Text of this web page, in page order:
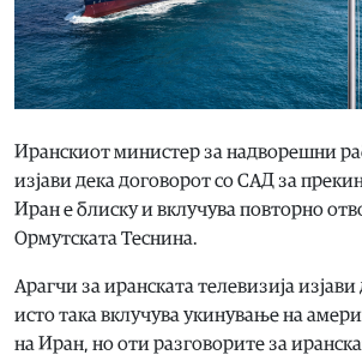
Иранскиот министер за надворешни
изјави дека договорот со САД за
Иран е блиску и вклучува повторно
Ормутската Теснина.
Арагчи за иранската телевизија
исто така вклучува укинување на
на Иран, но оти разговорите за